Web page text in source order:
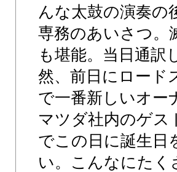
んな太鼓の演奏の
専務のあいさつ。
も堪能。当日通訳
然、前日にロード
で一番新しいオー
マツダ社内のゲス
でこの日に誕生日
い。こんなにた